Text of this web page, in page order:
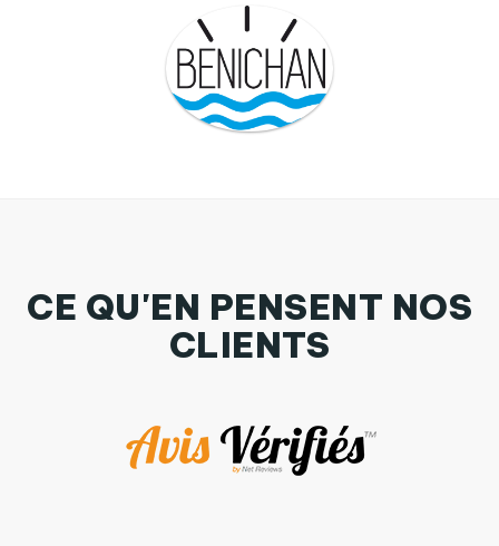
CE QU'EN PENSENT NOS
CLIENTS